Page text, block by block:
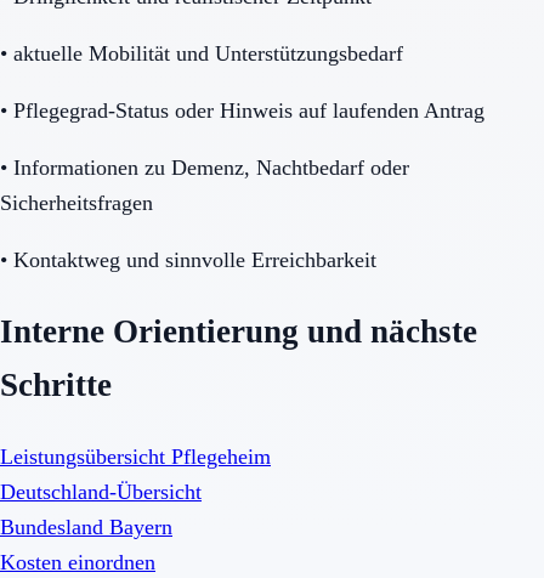
• aktuelle Mobilität und Unterstützungsbedarf
• Pflegegrad-Status oder Hinweis auf laufenden Antrag
• Informationen zu Demenz, Nachtbedarf oder
Sicherheitsfragen
• Kontaktweg und sinnvolle Erreichbarkeit
Interne Orientierung und nächste
Schritte
Leistungsübersicht Pflegeheim
Deutschland-Übersicht
Bundesland Bayern
Kosten einordnen